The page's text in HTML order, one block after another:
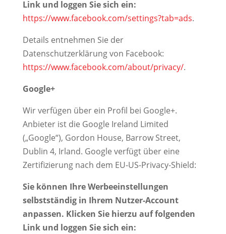
Link und loggen Sie sich ein:
https://www.facebook.com/settings?tab=ads.
Details entnehmen Sie der
Datenschutzerklärung von Facebook:
https://www.facebook.com/about/privacy/.
Google+
Wir verfügen über ein Profil bei Google+.
Anbieter ist die Google Ireland Limited
(„Google“), Gordon House, Barrow Street,
Dublin 4, Irland. Google verfügt über eine
Zertifizierung nach dem EU-US-Privacy-Shield:
Sie können Ihre Werbeeinstellungen
selbstständig in Ihrem Nutzer-Account
anpassen. Klicken Sie hierzu auf folgenden
Link und loggen Sie sich ein: